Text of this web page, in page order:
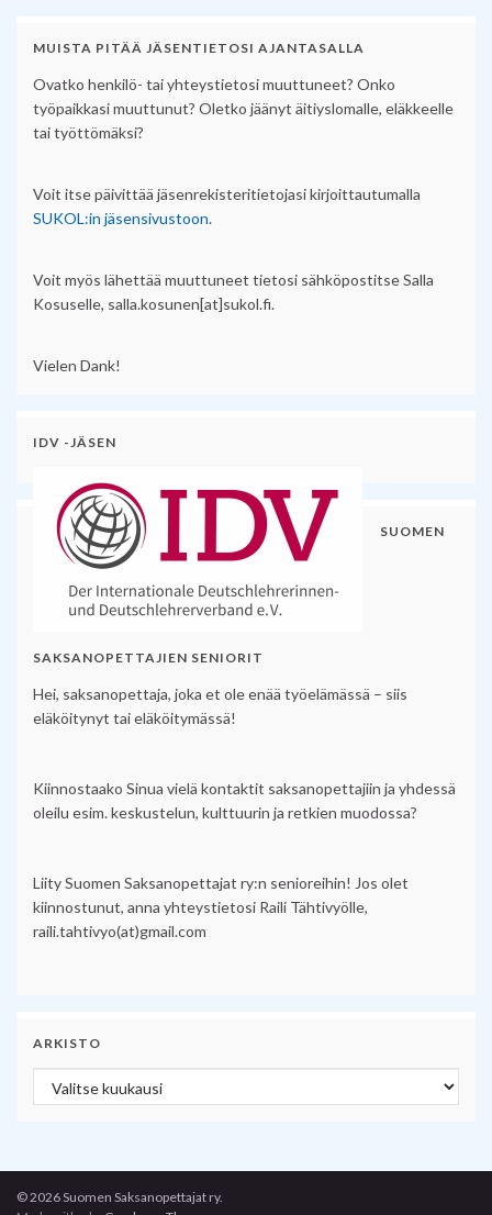
MUISTA PITÄÄ JÄSENTIETOSI AJANTASALLA
Ovatko henkilö- tai yhteystietosi muuttuneet? Onko
työpaikkasi muuttunut? Oletko jäänyt äitiyslomalle, eläkkeelle
tai työttömäksi?
Voit itse päivittää jäsenrekisteritietojasi kirjoittautumalla
SUKOL:in jäsensivustoon.
Voit myös lähettää muuttuneet tietosi sähköpostitse Salla
Kosuselle, salla.kosunen[at]sukol.fi.
Vielen Dank!
IDV -JÄSEN
SUOMEN
SAKSANOPETTAJIEN SENIORIT
Hei, saksanopettaja, joka et ole enää työelämässä – siis
eläköitynyt tai eläköitymässä!
Kiinnostaako Sinua vielä kontaktit saksanopettajiin ja yhdessä
oleilu esim. keskustelun, kulttuurin ja retkien muodossa?
Liity Suomen Saksanopettajat ry:n senioreihin! Jos olet
kiinnostunut, anna yhteystietosi Raili Tähtivyölle,
raili.tahtivyo(at)gmail.com
ARKISTO
Arkisto
© 2026 Suomen Saksanopettajat ry.